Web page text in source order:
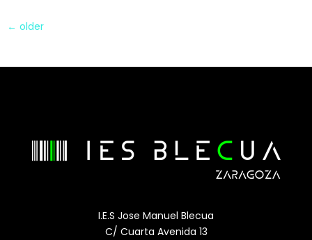
← older
I.E.S Jose Manuel Blecua
C/ Cuarta Avenida 13